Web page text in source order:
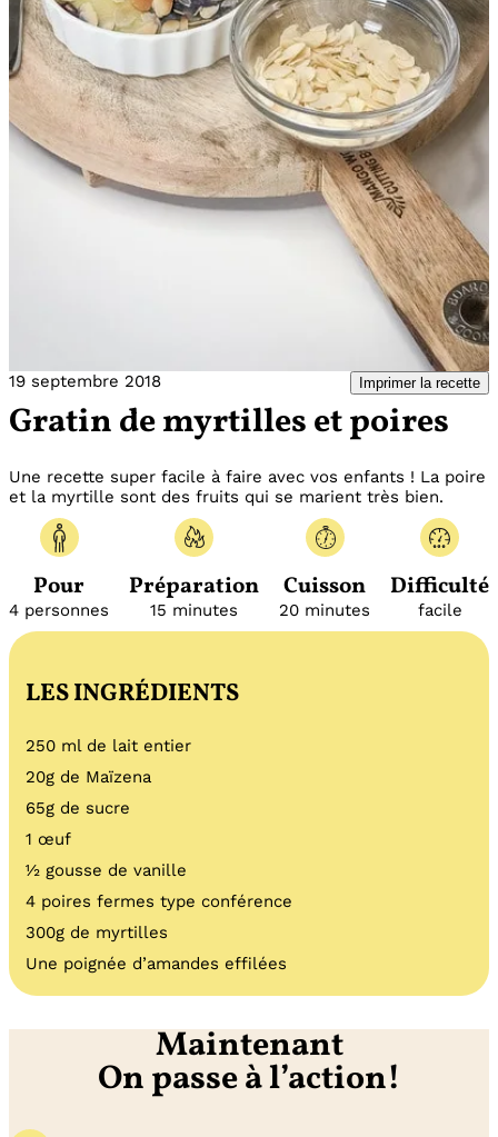
19 septembre 2018 Imprimer la recette
Gratin de myrtilles et poires
Une recette super facile à faire avec vos enfants ! La poire
et la myrtille sont des fruits qui se marient très bien.
Pour
4 personnes
Préparation
15 minutes
Cuisson
20 minutes
Difficulté
facile
LES INGRÉDIENTS
250 ml de lait entier
20g de Maïzena
65g de sucre
1 œuf
½ gousse de vanille
4 poires fermes type conférence
300g de myrtilles
Une poignée d’amandes effilées
Maintenant
On passe à l’action!